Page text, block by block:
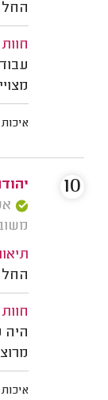
איכות
משוב: 28/03/
היה
איכות
10